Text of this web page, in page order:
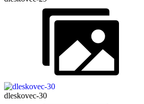
dleskovec-30